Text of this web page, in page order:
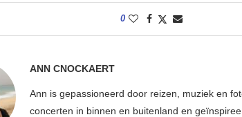
0
ANN CNOCKAERT
Ann is gepassioneerd door reizen, muziek en
concerten in binnen en buitenland en